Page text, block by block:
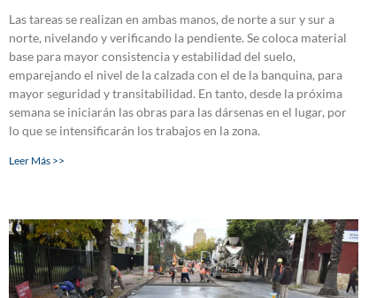
Las tareas se realizan en ambas manos, de norte a sur y sur a
norte, nivelando y verificando la pendiente. Se coloca material
base para mayor consistencia y estabilidad del suelo,
emparejando el nivel de la calzada con el de la banquina, para
mayor seguridad y transitabilidad. En tanto, desde la próxima
semana se iniciarán las obras para las dársenas en el lugar, por
lo que se intensificarán los trabajos en la zona.
Leer Más >>